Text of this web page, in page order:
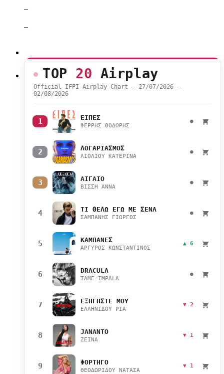
–
–
TOP 20 Airplay
Official IFPI Airplay Chart — 27/07/2026 –
02/08/2026
1 ΕΙΠΕΣ
ΦΕΡΡΗΣ ΘΟΔΩΡΗΣ
●
2 ΛΟΓΑΡΙΑΣΜΟΣ
ΛΙΟΛΙΟΥ ΚΑΤΕΡΙΝΑ
●
3 ΑΙΓΑΙΟ
ΒΙΣΣΗ ΑΝΝΑ
●
4 ΤΙ ΘΕΛΩ ΕΓΩ ΜΕ ΣΕΝΑ
ΣΑΜΠΑΝΗΣ ΓΙΩΡΓΟΣ
●
5 ΚΑΜΠΑΝΕΣ
ΑΡΓΥΡΟΣ ΚΩΝΣΤΑΝΤΙΝΟΣ
▲ 6
6 DRACULA
TAME IMPALA
●
7 ΕΞΗΓΗΣΤΕ ΜΟΥ
ΕΛΛΗΝΙΔΟΥ ΡΙΑ
▼ 2
8 JANANTO
ZEINA
▼ 1
9 ΦΟΡΤΗΓΟ
ΘΕΟΔΩΡΙΔΟΥ ΝΑΤΑΣΑ
▼ 1